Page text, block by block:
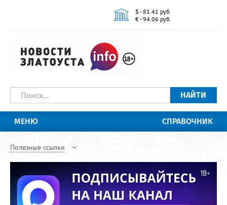
$ - 81.41 руб.
€ - 94.06 руб.
НАЙТИ
МЕНЮ СПРАВОЧНИК
Полезные ссылки